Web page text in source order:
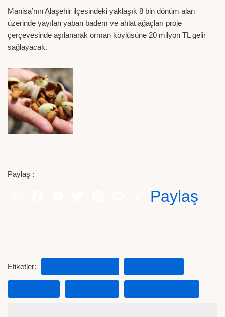
Manisa’nın Alaşehir ilçesindeki yaklaşık 8 bin dönüm alan
üzerinde yayılan yaban badem ve ahlat ağaçları proje
çerçevesinde aşılanarak orman köylüsüne 20 milyon TL gelir
sağlayacak.
Paylaş :
Paylaş
Etiketler: